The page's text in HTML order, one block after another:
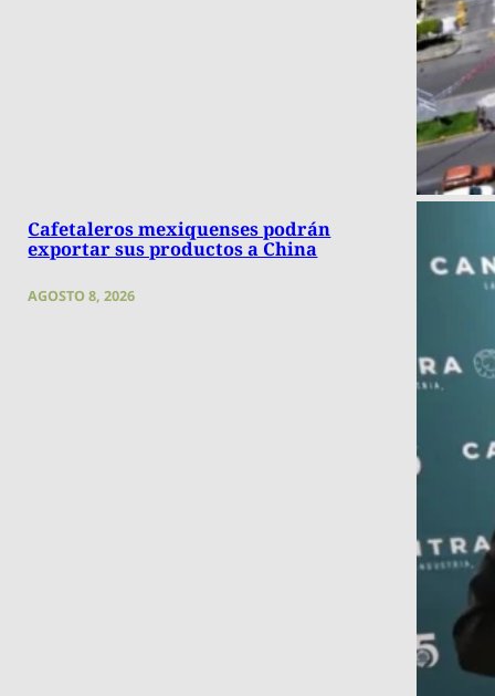
Cafetaleros mexiquenses podrán
exportar sus productos a China
AGOSTO 8, 2026